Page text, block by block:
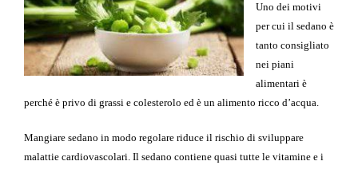
Uno dei motivi
per cui il sedano è
tanto consigliato
nei piani
alimentari è
perché è privo di grassi e colesterolo ed è un alimento ricco d’acqua.
Mangiare sedano in modo regolare riduce il rischio di sviluppare
malattie cardiovascolari. Il sedano contiene quasi tutte le vitamine e i